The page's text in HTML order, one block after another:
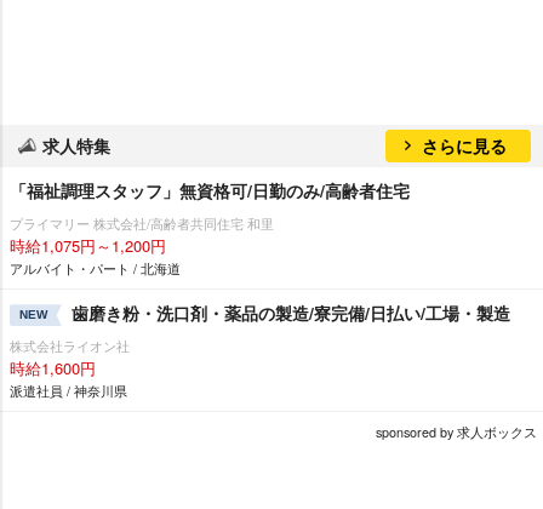
求人特集
さらに見る
「福祉調理スタッフ」無資格可/日勤のみ/高齢者住宅
プライマリー 株式会社/高齢者共同住宅 和里
時給1,075円～1,200円
アルバイト・パート / 北海道
NEW 歯磨き粉・洗口剤・薬品の製造/寮完備/日払い/工場・製造
株式会社ライオン社
時給1,600円
派遣社員 / 神奈川県
sponsored by 求人ボックス